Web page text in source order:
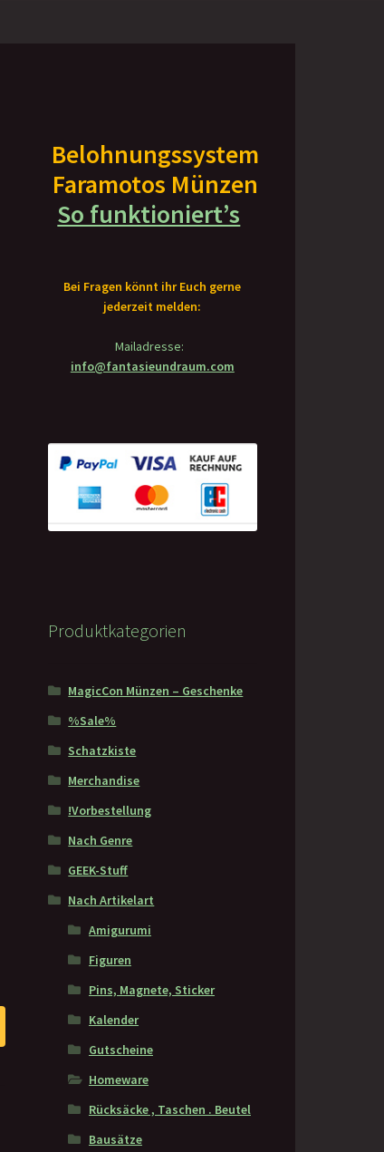
Belohnungssystem
Faramotos Münzen
So funktioniert’s
Bei Fragen könnt ihr Euch gerne
jederzeit melden:
Mailadresse:
info@fantasieundraum.com
Produktkategorien
MagicCon Münzen – Geschenke
%Sale%
Schatzkiste
Merchandise
!Vorbestellung
Nach Genre
GEEK-Stuff
Nach Artikelart
Amigurumi
Figuren
Pins, Magnete, Sticker
Kalender
Gutscheine
Homeware
Rücksäcke , Taschen . Beutel
Bausätze